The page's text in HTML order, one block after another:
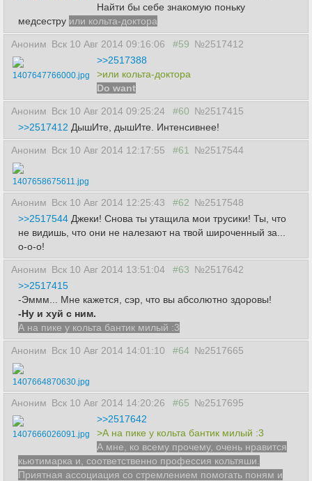
Найти бы себе знакомую поньку
медсестру или кольта-доктора
Аноним Вск 10 Авг 2014 09:16:06 #59 №2517412
1407647766000.jpg
>>2517388
>или кольта-доктора
Do want
Аноним Вск 10 Авг 2014 09:25:24 #60 №2517415
>>2517412 ДышИте, дышИте. Интенсивнее!
Аноним Вск 10 Авг 2014 12:17:55 #61 №2517544
1407658675611.jpg
Аноним Вск 10 Авг 2014 12:25:43 #62 №2517548
>>2517544 Джеки! Снова ты утащила мои трусики! Ты, что
не видишь, что они не налезают на твой широченный за...
о-о-о!
Аноним Вск 10 Авг 2014 13:51:04 #63 №2517642
>>2517415
-Эммм... Мне кажется, сэр, что вы абсолютно здоровы!
-Ну и хуй с ним.
А на пике у кольта бантик милый :3
Аноним Вск 10 Авг 2014 14:01:10 #64 №2517665
1407664870630.jpg
Аноним Вск 10 Авг 2014 14:20:26 #65 №2517695
1407666026091.jpg
>>2517642
>А на пике у кольта бантик милый :3
А мне, ко всему прочему, очень нравится
кьютимарка и, соответственно профессия кольтяши.
Приятная ассоциация со стремлением помогать поням и